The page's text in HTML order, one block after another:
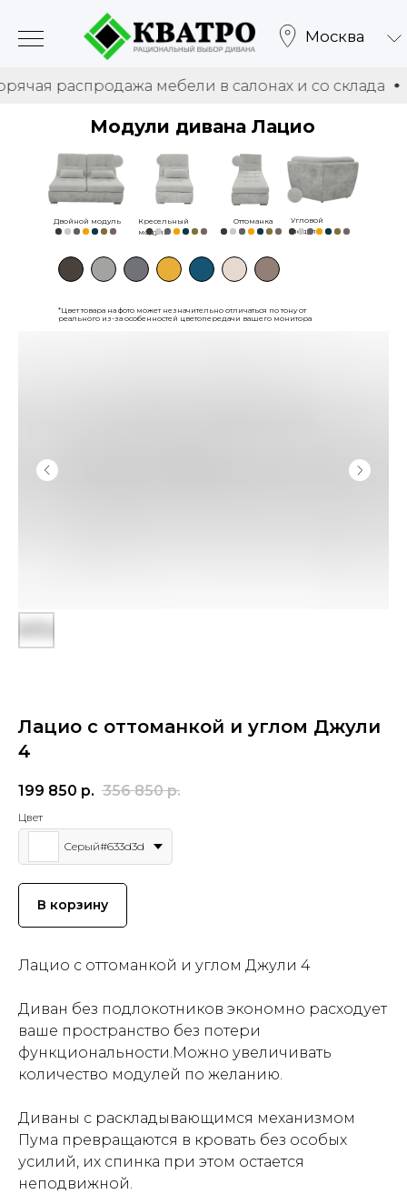
Москва
мебели в салонах и со склада
Модули дивана Лацио
Двойной модуль
Кресельный
модуль
Оттоманка
Угловой
модуль
*Цвет товара на фото может незначительно отличаться по тону от
реального из-за особенностей цветопередачи вашего монитора
Лацио с оттоманкой и углом Джули
4
199 850 р. 356 850 р.
Цвет
Серый#633d3d
В корзину
Лацио с оттоманкой и углом Джули 4
Диван без подлокотников экономно расходует
ваше пространство без потери
функциональности.Можно увеличивать
количество модулей по желанию.
Диваны с раскладывающимся механизмом
Пума превращаются в кровать без особых
усилий, их спинка при этом остается
неподвижной.